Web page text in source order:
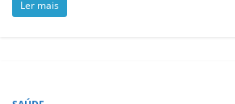
Ler mais